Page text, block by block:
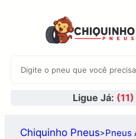
Ligue Já: (11)
Chiquinho Pneus>Pneus